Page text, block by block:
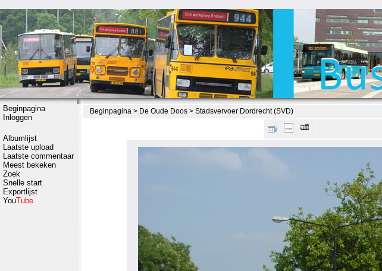
Beginpagina
Inloggen
Albumlijst
Laatste upload
Laatste commentaar
Meest bekeken
Zoek
Snelle start
Exportlijst
YouTube
Beginpagina > De Oude Doos > Stadsvervoer Dordrecht (SVD)